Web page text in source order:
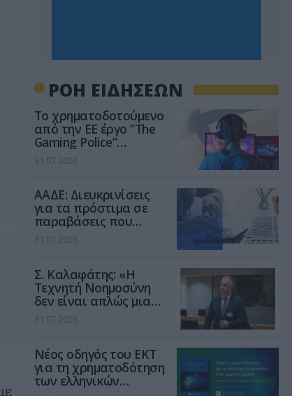
ΡΟΗ ΕΙΔΗΣΕΩΝ
Το χρηματοδοτούμενο
από την ΕΕ έργο “The
Gaming Police”
ενισχύει την ασφάλεια
των παιδιών στο
31.07.2026
ΑΑΔΕ: Διευκρινίσεις
για τα πρόστιμα σε
παραβάσεις που
αφορούν τους ΦΗΜ
31.07.2026
Σ. Καλαφάτης: «Η
Τεχνητή Νοημοσύνη
δεν είναι απλώς μια
νέα τεχνολογία, είναι
μια νέα βιομηχανική
31.07.2026
Νέος οδηγός του ΕΚΤ
για τη χρηματοδότηση
των ελληνικών